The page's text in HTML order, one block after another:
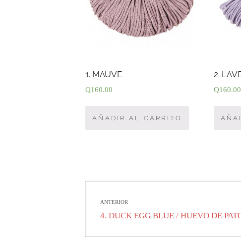
1. MAUVE
Q160.00
AÑADIR AL CARRITO
2.
Q160.00
de
ANTERIOR
Entrada
4. DUCK EGG BLUE / HUEVO DE